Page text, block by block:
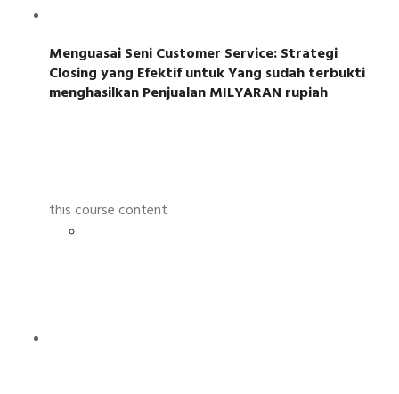
Menguasai Seni Customer Service: Strategi
Closing yang Efektif untuk Yang sudah terbukti
menghasilkan Penjualan MILYARAN rupiah
this course content